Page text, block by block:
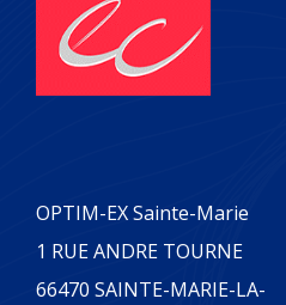
OPTIM-EX Sainte-Marie
1 RUE ANDRE TOURNE
66470 SAINTE-MARIE-LA-